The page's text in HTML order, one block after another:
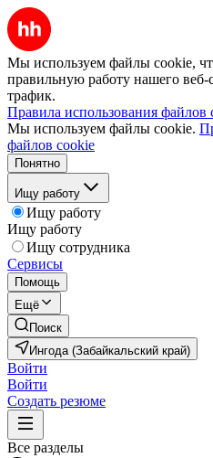
Мы используем файлы cookie,
правильную работу нашего веб-
трафик.
Правила использования файлов
Мы используем файлы cookie.
файлов cookie
Понятно
Ищу работу
Ищу работу
Ищу работу
Ищу сотрудника
Сервисы
Помощь
Ещё
Поиск
Ингода (Забайкальский край)
Войти
Войти
Создать резюме
Все разделы